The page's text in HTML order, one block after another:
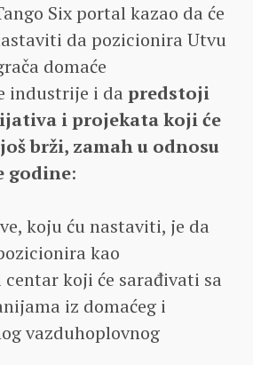
Six portal kazao da će
da pozicionira Utvu
domaće
industrije i da predstoji
i projekata koji će
brži, zamah u odnosu
godine:
koju ću nastaviti, je da
kao
koji će sarađivati sa
iz domaćeg i
vazduhoplovnog